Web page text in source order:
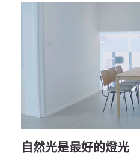
自然光是最好的燈光